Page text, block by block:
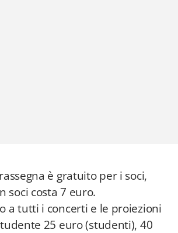
è gratuito per i soci,
soci costa 7 euro.
a tutti i concerti e le proiezioni
25 euro (studenti), 40